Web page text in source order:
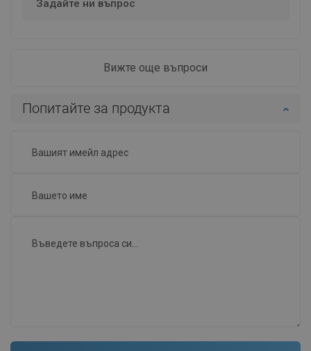
Задайте ни въпрос
Вижте още въпроси
Попитайте за продукта